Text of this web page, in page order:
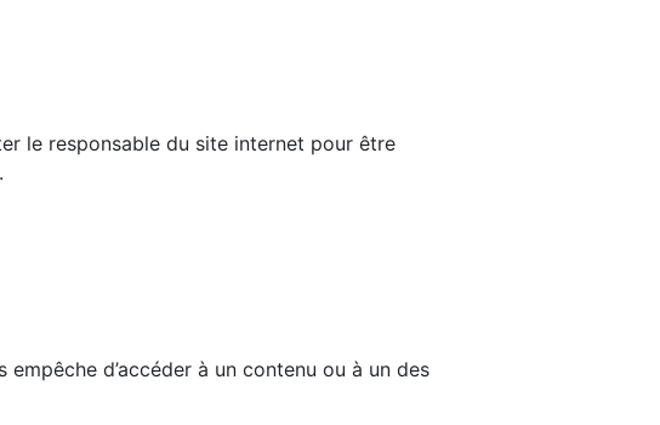
le responsable du site internet pour être
d’accéder à un contenu ou à un des